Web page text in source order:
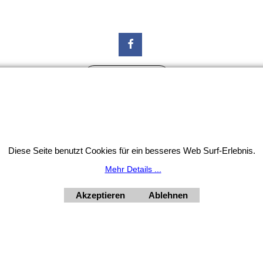
- Freitag 10 - 18 Uhr, Samstag 9 - 12 Uhr. Montag
+4369910554131
Diese Seite benutzt Cookies für ein besseres Web Surf-Erlebnis.
Mehr Details ...
Akzeptieren Ablehnen